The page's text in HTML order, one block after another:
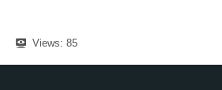
Views: 85